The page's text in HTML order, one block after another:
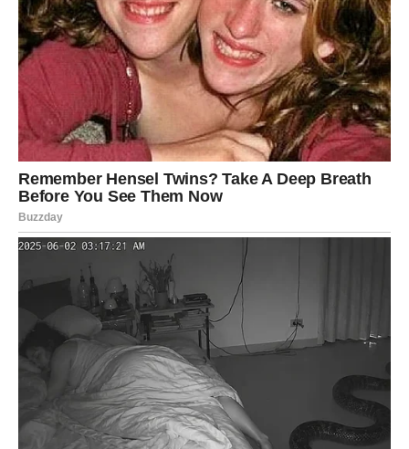
4 žličice sode bikarbone
2 kapi eteričnog ulja lavande
2 kapi eteričnog ulja eukaliptusa
3 čaše vode
Koraci:
Pomešajte sodu bikarbonu s eteričnim uljima i vodom
u većoj zdjeli.
Prebacite smjesu u bocu s raspršivačem.
Protresite pre svake upotrebe i osvežite prostor.
Napomena:Ako ste trudni, posavetujte se s lekarom pre
upotrebe eteričnih ulja ili koristite jednostavnu
kombinaciju sode bikarbone i vode za sigurno osveženje
prostora.